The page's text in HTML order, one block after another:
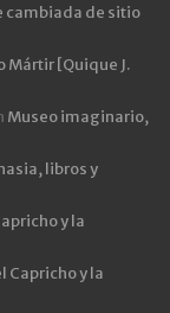
cambiada de sitio
Mártir [Quique J.
Museo imaginario,
libros y
y la
Capricho y la